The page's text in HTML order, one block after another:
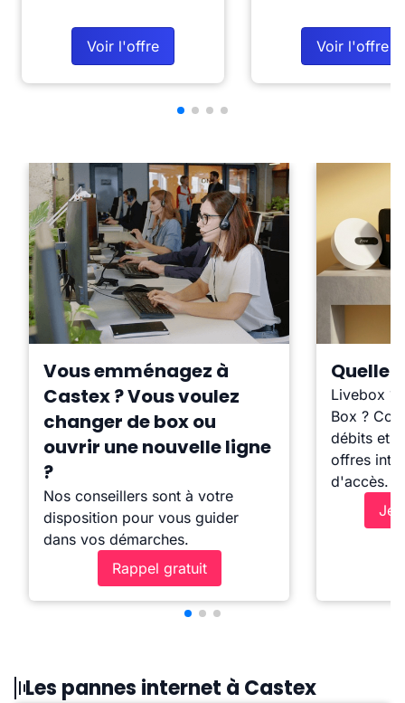
Voir l'offre Voir l'offre
Vous emménagez à
Castex ? Vous voulez
changer de box ou
ouvrir une nouvelle ligne
?
Nos conseillers sont à votre
disposition pour vous guider
dans vos démarches.
Rappel gratuit
Quelle
Livebox ?
Box ?
débits et
offres
d'accès.
Je
Les pannes internet à Castex